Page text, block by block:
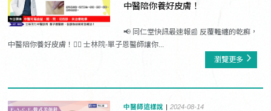
中醫陪你養好皮膚！
📢 同仁堂快訊最速報📰 反覆難纏的乾癬，
中醫陪你養好皮膚！👩‍⚕️ 士林院-單子恩醫師讓你...
瀏覽更多
中醫師這樣說 2024-08-14